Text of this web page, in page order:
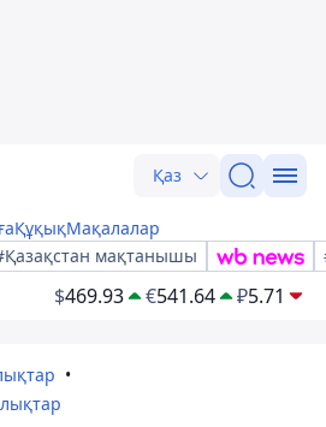
Қаз
ҚұқықМақалалар
мақтанышы
$469.93 €541.64 ₽5.71